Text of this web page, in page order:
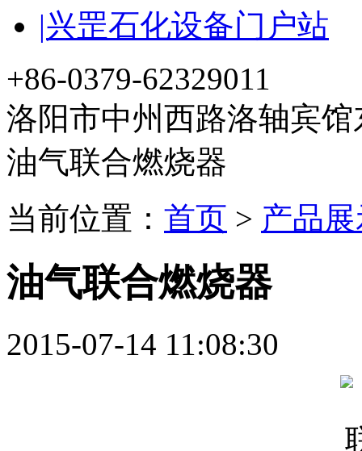
|兴罡石化设备门户站
+86-0379-62329011
洛阳市中州西路洛轴宾馆
油气联合燃烧器
当前位置： 首页 > 产品
油气联合燃烧器
2015-07-14 11:08:30